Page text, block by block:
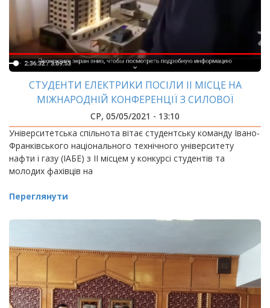
СТУДЕНТИ ЕЛЕКТРИКИ ПОСІЛИ ІІ МІСЦЕ НА
МІЖНАРОДНІЙ КОНФЕРЕНЦІЇ З СИЛОВОЇ
ЕЛЕКТРОНІКИ
СР, 05/05/2021 - 13:10
Університетська спільнота вітає студентську команду Івано-
Франківського національного технічного університету
нафти і газу (ІАБЕ) з ІІ місцем у конкурсі студентів та
молодих фахівців на
Переглянути